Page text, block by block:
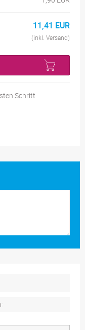
11,41 EUR
(inkl. Versand)
Schritt